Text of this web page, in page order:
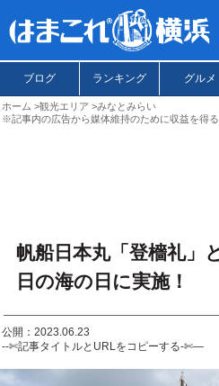
ブログ ランキング グルメ
ホーム 観光エリア
みなとみらい
※記事内の広告から媒体維持のために収益を得
帆船日本丸「登檣礼」
日の海の日に実施！
公開：2023.06.23
--✄記事タイトルとURLをコピーする-✄—